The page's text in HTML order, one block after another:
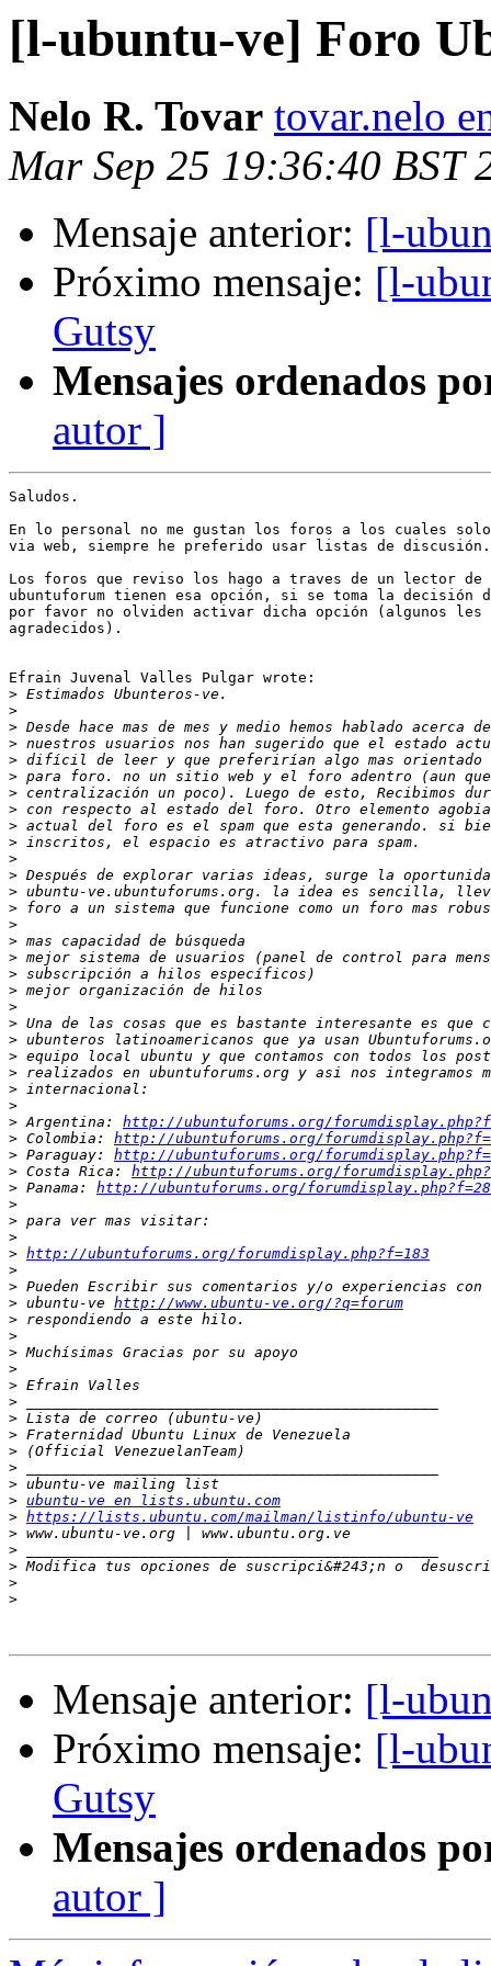
[l-ubuntu-ve] Foro
Nelo R. Tovar tovar.nelo
Mar Sep 25 19:36:40 BST
Mensaje anterior: [l-
Próximo mensaje: [l-
Gutsy
Mensajes ordenados
autor ]
Saludos.
En lo personal no me gustan los foros a los cuales solo
via web, siempre he preferido usar listas de discusión.
Los foros que reviso los hago a traves de un lector
ubuntuforum tienen esa opción, si se toma la decisión
por favor no olviden activar dicha opción (algunos les
agradecidos).
Efrain Juvenal Valles Pulgar wrote:
>
>
>
>
>
>
>
>
>
>
>
>
>
>
>
>
>
>
>
>
>
>
>
>
>
>
> Argentina: http://ubuntuforums.org/
> Colombia: http://ubuntuforums.org/
> Paraguay: http://ubuntuforums.org/
> Costa Rica: http://ubuntuforums.org/
> Panama: http://ubuntuforums.org/
>
>
>
> http://ubuntuforums.org/forumdisplay.php?f=183
>
>
> ubuntu-ve http://www.ubuntu-ve.org/?q=forum
>
>
>
>
>
>
>
>
>
>
>
> ubuntu-ve en lists.ubuntu.com
> https://lists.ubuntu.com/mailman/listinfo/ubuntu-ve
>
>
> Modifica tus opciones de suscripci&#243;n o
>
>
Mensaje anterior: [l-
Próximo mensaje: [l-
Gutsy
Mensajes ordenados
autor ]